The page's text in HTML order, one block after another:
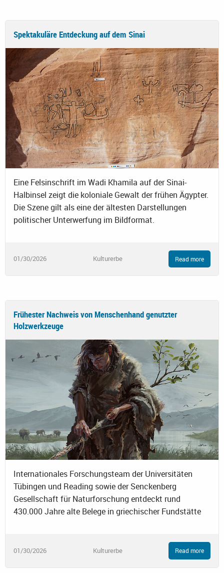
Spektakuläre Entdeckung auf dem Sinai
Eine Felsinschrift im Wadi Khamila auf der Sinai-
Halbinsel zeigt die koloniale Gewalt der frühen Ägypter.
Die Szene gilt als eine der ältesten Darstellungen
politischer Unterwerfung im Bildformat.
01/30/2026 Kulturerbe Read more
Frühester Nachweis von Menschenhand genutzter
Holzwerkzeuge
Internationales Forschungsteam der Universitäten
Tübingen und Reading sowie der Senckenberg
Gesellschaft für Naturforschung entdeckt rund
430.000 Jahre alte Belege in griechischer Fundstätte
01/30/2026 Kulturerbe Read more